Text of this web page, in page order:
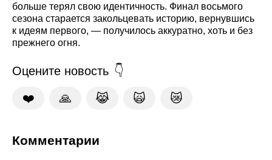
больше терял свою идентичность. Финал восьмого
сезона старается закольцевать историю, вернувшись
к идеям первого, — получилось аккуратно, хоть и без
прежнего огня.
Оцените новость
❤️ 🙏 😹 🙀 😿
Комментарии